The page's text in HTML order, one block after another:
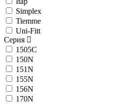
Simplex
Tiemme
Uni-Fitt
Серия
1505C
150N
151N
155N
156N
170N